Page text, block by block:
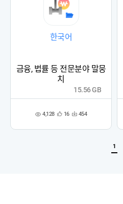
한국어
금융, 법률 등 전문분야 말뭉
치
조 4,128 관
록
16 다 454
15.56 GB
1